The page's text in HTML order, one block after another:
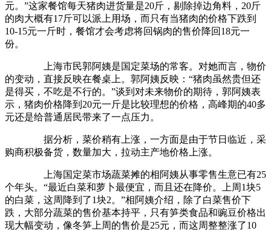
元。”这家餐馆每天猪肉进货量是20斤，剔除掉边角料，20斤
的肉大概有17斤可以派上用场，而只有当猪肉的价格下跌到
10-15元一斤时，餐馆才会考虑将回锅肉的售价降回18元一
份。
上海市民郭阿姨是国定菜场的常客。对她而言，物价
的变动，直接反映在餐桌上。郭阿姨反映：“猪肉虽然贵但还
是得买，不吃是不行的。”谈到对未来物价的期待，郭阿姨表
示，猪肉价格降到20元一斤是比较理想的价格，高峰期的40多
元还是给普通居民带来了一点压力。
据分析，菜价稍有上涨，一方面是由于节日临近，采
购商积极备货，数量加大，拉动主产地价格上涨。
上海国定菜市场蔬菜摊的相阿姨从事零售生意已有25
个年头。“最近白菜和萝卜最便宜，而且还在降价。上周1块5
的白菜，这周降到了1块2。”相阿姨介绍，除了白菜售价下
跌，大部分蔬菜的售价基本持平，只有笋类食品和豌豆价格出
现大幅变动，像冬笋上周的售价是25元，而这周整整涨了10